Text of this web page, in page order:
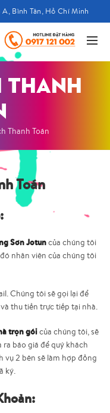
Bình Tân, Hồ Chí Minh
THANH
Thanh Toán
Toán
Sơn Jotuncủa chúng tôi
nhân viên của chúng tôi
Chúng tôi sẽ gọi lại để
thu tiền trực tiếp tại nhà.
trọn góicủa chúng tôi, sẽ
báo giá để quý khách
vụ 2 bên sẽ làm hợp đồng
ký.